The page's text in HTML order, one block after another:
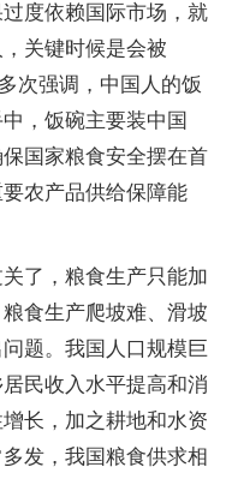
度依赖国际市场，就
关键时候是会被
次强调，中国人的饭
，饭碗主要装中国
国家粮食安全摆在首
农产品供给保障能
了，粮食生产只能加
食生产爬坡难、滑坡
题。我国人口规模巨
民收入水平提高和消
长，加之耕地和水资
发，我国粮食供求相